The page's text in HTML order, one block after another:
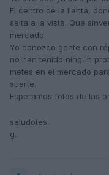
El centro de la llanta,
salta a la vista. Qué
mercado.
Yo conozco gente con
no han tenido ningún
metes en el mercado
suerte.
Esperamos fotos de las
saludotes,
g.